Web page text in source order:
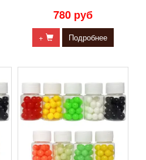
780 руб
+ Подробнее